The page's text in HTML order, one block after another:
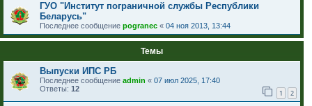
ГУО "Институт пограничной службы Республики
Беларусь"
Последнее сообщение pogranec « 04 ноя 2013, 13:44
Темы
Выпуски ИПС РБ
Последнее сообщение admin « 07 июл 2025, 17:40
Ответы: 12 1 2